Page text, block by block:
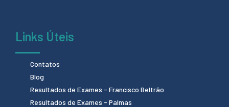
Links Úteis
Contatos
Blog
Resultados de Exames - Francisco Beltrão
Resultados de Exames - Palmas